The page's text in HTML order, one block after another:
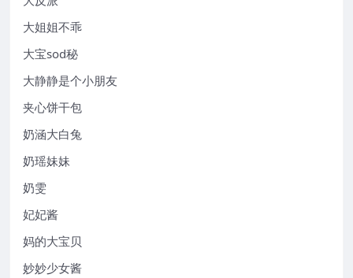
大姐姐不乖
大宝sod秘
大静静是个小朋友
夹心饼干包
奶涵大白兔
奶瑶妹妹
奶雯
妃妃酱
妈的大宝贝
妙妙少女酱